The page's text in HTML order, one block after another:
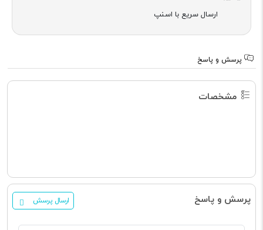
ارسال سریع با اسنپ
پرسش و پاسخ
مشخصات
پرسش و پاسخ ارسال پرسش